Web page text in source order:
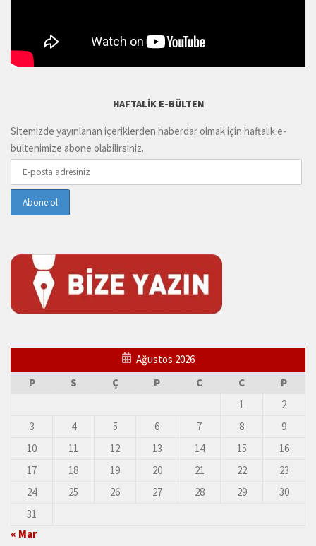
HAFTALIK E-BÜLTEN
Sitemizde yayınlanan içeriklerden haberdar olmak için haftalık e-
bültenimize abone olabilirsiniz.
Ağustos 2026
P
S Ç P C C
P
1
2
3
4 5 6 7 8
9
10
11 12 13 14 15
16
17
18 19 20 21 22
23
24
25 26 27 28 29
30
31
« Mar